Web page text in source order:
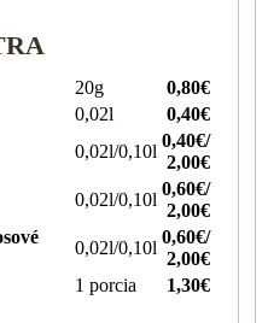
20g
0,80€
0,02l
0,40€
0,02l/0,10l
0,40€/
2,00€
0,02l/0,10l
0,60€/
2,00€
0,02l/0,10l
0,60€/
2,00€
1 porcia 1,30€